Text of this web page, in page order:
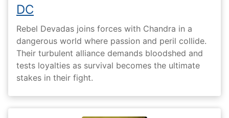
DC
Rebel Devadas joins forces with Chandra in a
dangerous world where passion and peril collide.
Their turbulent alliance demands bloodshed and
tests loyalties as survival becomes the ultimate
stakes in their fight.